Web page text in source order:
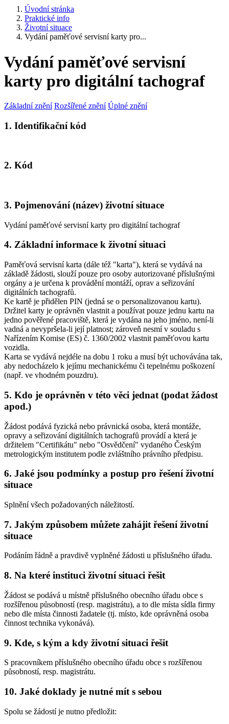
Úvodní stránka
Praktické info
Životní situace
Vydání paměťové servisní karty pro...
Vydání paměťové servisní
karty pro digitální tachograf
Základní znění Rozšířené znění Úplné znění
1. Identifikační kód
2. Kód
3. Pojmenování (název) životní situace
Vydání paměťové servisní karty pro digitální tachograf
4. Základní informace k životní situaci
Paměťová servisní karta (dále též "karta"), která se vydává na
základě žádosti, slouží pouze pro osoby autorizované příslušnými
orgány a je určena k provádění montáží, oprav a seřizování
digitálních tachografů.
Ke kartě je přidělen PIN (jedná se o personalizovanou kartu).
Držitel karty je oprávněn vlastnit a používat pouze jednu kartu na
jedno pověřené pracoviště, která je vydána na jeho jméno, není-li
vadná a nevypršela-li její platnost; zároveň nesmí v souladu s
Nařízením Komise (ES) č. 1360/2002 vlastnit paměťovou kartu
vozidla.
Karta se vydává nejdéle na dobu 1 roku a musí být uchovávána tak,
aby nedocházelo k jejímu mechanickému či tepelnému poškození
(např. ve vhodném pouzdru).
5. Kdo je oprávněn v této věci jednat (podat žádost
apod.)
Žádost podává fyzická nebo právnická osoba, která montáže,
opravy a seřizování digitálních tachografů provádí a která je
držitelem "Certifikátu" nebo "Osvědčení" vydaného Českým
metrologickým institutem podle zvláštního právního předpisu.
6. Jaké jsou podmínky a postup pro řešení životní
situace
Splnění všech požadovaných náležitostí.
7. Jakým způsobem můžete zahájit řešení životní
situace
Podáním řádně a pravdivě vyplněné žádosti u příslušného úřadu.
8. Na které instituci životní situaci řešit
Žádost se podává u místně příslušného obecního úřadu obce s
rozšířenou působností (resp. magistrátu), a to dle místa sídla firmy
nebo dle místa činnosti žadatele (tj. místo, kde oprávněná osoba
činnost technika vykonává).
9. Kde, s kým a kdy životní situaci řešit
S pracovníkem příslušného obecního úřadu obce s rozšířenou
působností, resp. magistrátu.
10. Jaké doklady je nutné mít s sebou
Spolu se žádostí je nutno předložit: